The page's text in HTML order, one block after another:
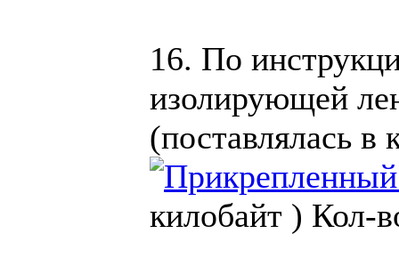
16. По
изолирующей
(поставлялась в
килобайт ) Кол-